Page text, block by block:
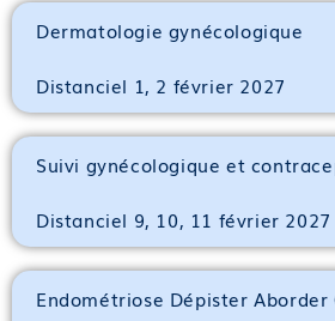
Dermatologie gynécologique
Distanciel 1, 2 février 2027
Suivi gynécologique et
Distanciel 9, 10, 11 février 2027
Endométriose Dépister